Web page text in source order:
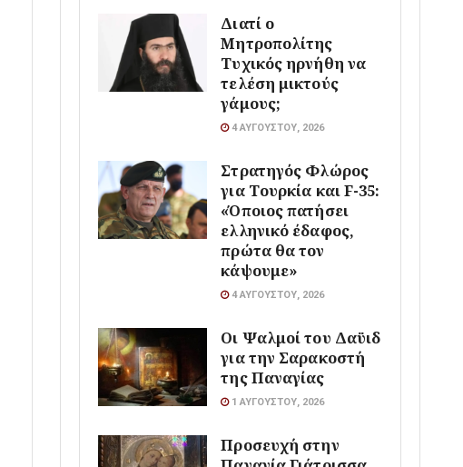
Διατί ο
Μητροπολίτης
Τυχικός ηρνήθη να
τελέση μικτούς
γάμους;
4 ΑΥΓΟΎΣΤΟΥ, 2026
Στρατηγός Φλώρος
για Τουρκία και F-35:
«Όποιος πατήσει
ελληνικό έδαφος,
πρώτα θα τον
κάψουμε»
4 ΑΥΓΟΎΣΤΟΥ, 2026
Οι Ψαλμοί του Δαϋιδ
για την Σαρακοστή
της Παναγίας
1 ΑΥΓΟΎΣΤΟΥ, 2026
Προσευχή στην